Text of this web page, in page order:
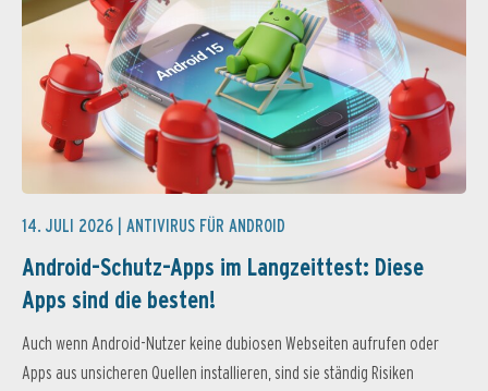
14. JULI 2026 | ANTIVIRUS FÜR ANDROID
Android-Schutz-Apps im Langzeittest: Diese
Apps sind die besten!
Auch wenn Android-Nutzer keine dubiosen Webseiten aufrufen oder
Apps aus unsicheren Quellen installieren, sind sie ständig Risiken